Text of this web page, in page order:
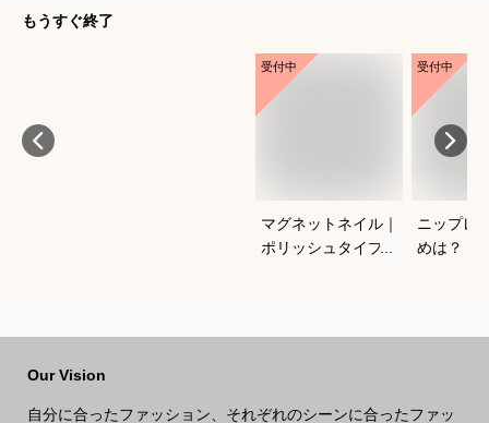
もうすぐ終了
受付中
マグネットネイル｜
ポリッシュタイプで
受付中
ニップレ
めは？
Our Vision
自分に合ったファッション、それぞれのシーンに合ったファッ